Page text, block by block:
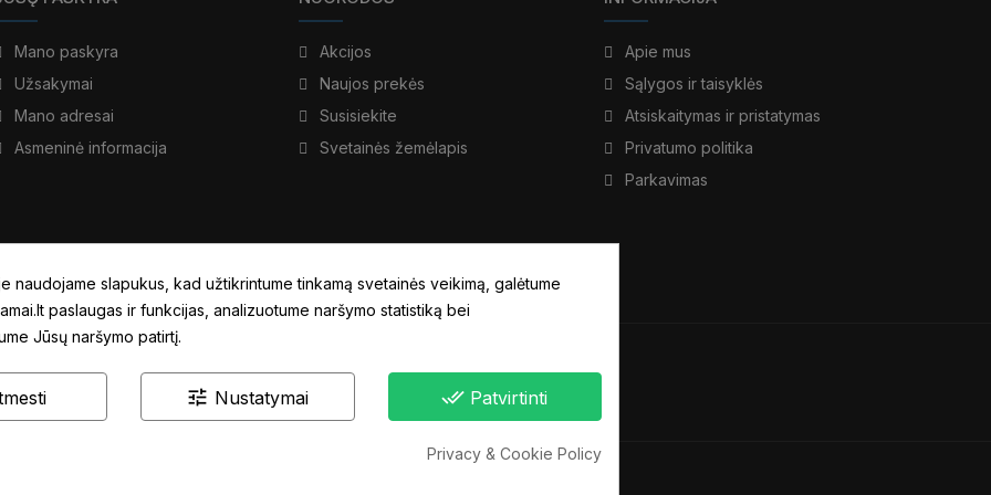
Mano paskyra
Užsakymai
Mano adresai
Asmeninė informacija
Akcijos
Naujos prekės
Susisiekite
Svetainės žemėlapis
Apie mus
Sąlygos ir taisyklės
Atsiskaitymas ir pristatymas
Privatumo politika
Parkavimas
naudojame slapukus, kad užtikrintume tinkamą svetainės veikimą, galėtume
paslaugas ir funkcijas, analizuotume naršymo statistiką bei
Jūsų naršymo patirtį.
tune Nustatymai done_all Patvirtinti
Privacy & Cookie Policy